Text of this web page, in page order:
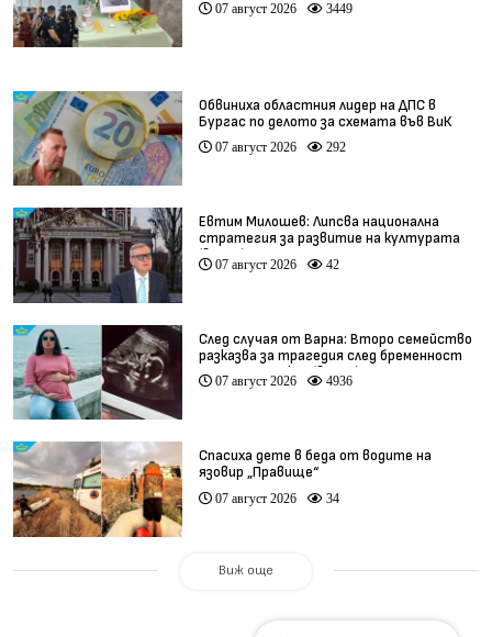
07 август 2026 3449
Обвиниха областния лидер на ДПС в
Бургас по делото за схемата във ВиК
07 август 2026 292
Евтим Милошев: Липсва национална
стратегия за развитие на културата
(видео)
07 август 2026 42
След случая от Варна: Второ семейство
разказва за трагедия след бременност
при същия лекар (видео)
07 август 2026 4936
Спасиха дете в беда от водите на
язовир „Правище“
07 август 2026 34
Виж още